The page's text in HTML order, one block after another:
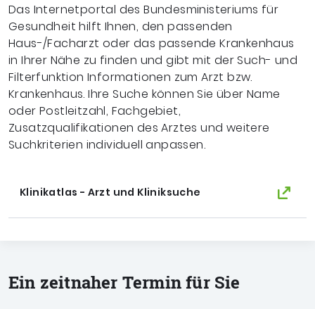
Das Internetportal des Bundesministeriums für
Gesundheit hilft Ihnen, den passenden
Haus-/Facharzt oder das passende Krankenhaus
in Ihrer Nähe zu finden und gibt mit der Such- und
Filterfunktion Informationen zum Arzt bzw.
Krankenhaus. Ihre Suche können Sie über Name
oder Postleitzahl, Fachgebiet,
Zusatzqualifikationen des Arztes und weitere
Suchkriterien individuell anpassen.
Klinikatlas - Arzt und Kliniksuche
Ein zeitnaher Termin für Sie